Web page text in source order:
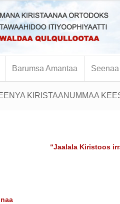
Barumsa Amantaa
KIRISTAANUMMAA
“Jaalala Kiristoos